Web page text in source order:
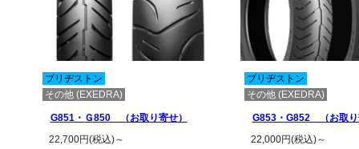
ブリヂストン
その他 (EXEDRA)
G851・Ｇ850 （お取り寄せ）
22,700円(税込)～
ブリヂストン
その他 (EXEDRA)
G853・G852 （お取り
22,000円(税込)～